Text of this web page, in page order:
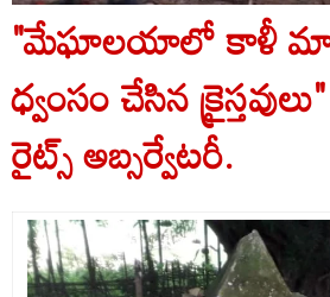
"మేఘాలయాలో కాళీ
ధ్వంసం చేసిన
రైట్స్ అబ్సర్వేటరీ.